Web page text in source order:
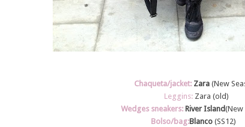
Chaqueta/jacket: Zara (New
Leggins: Zara (old)
Wedges sneakers: River Island(New
Bolso/bag:Blanco (SS12)